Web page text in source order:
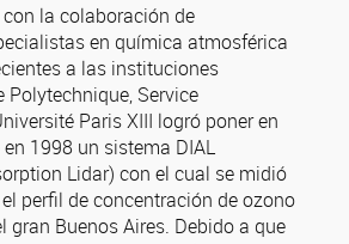
la colaboración de
en química atmosférica
a las instituciones
Polytechnique, Service
Paris XIII logró poner en
1998 un sistema DIAL
Lidar) con el cual se midió
perfil de concentración de ozono
gran Buenos Aires. Debido a que